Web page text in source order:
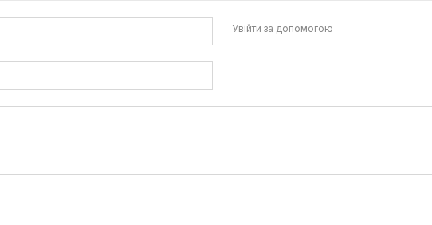
98,8%
3
4+4+4+4+4+4+4+4
Увійти за допомогою